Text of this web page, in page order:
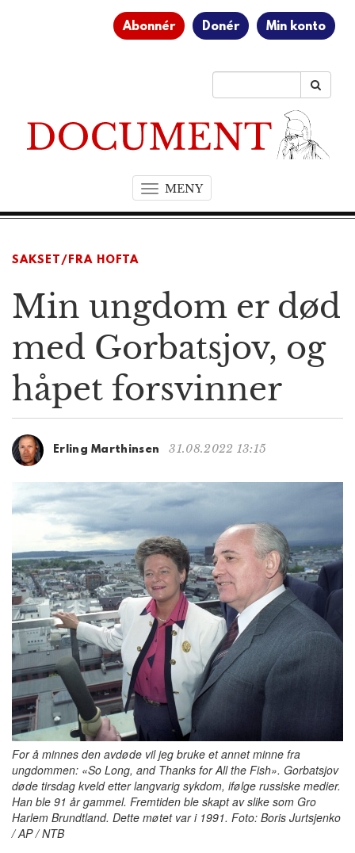
Abonnér Donér Min konto
MENYT
o
a
i
a
t
i
n
SAKSET/FRA HOFTA
Min ungdom er død
med Gorbatsjov, og
håpet forsvinner
Erling Marthinsen 31.08.2022 13:15
For å minnes den avdøde vil jeg bruke et annet minne fra
ungdommen: «So Long, and Thanks for All the Fish». Gorbatsjov
døde tirsdag kveld etter langvarig sykdom, ifølge russiske medier.
Han ble 91 år gammel. Fremtiden ble skapt av slike som Gro
Harlem Brundtland. Dette møtet var i 1991. Foto: Boris Jurtsjenko
/ AP / NTB